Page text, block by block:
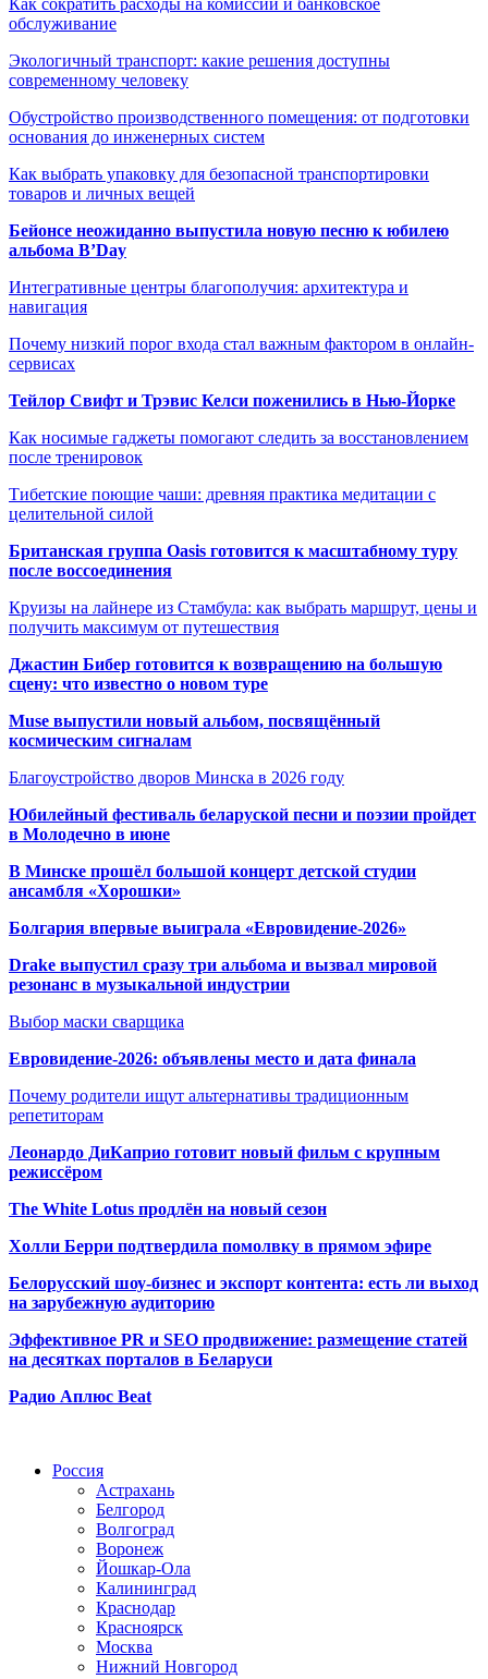
Как сократить расходы на комиссии и банковское
обслуживание
Экологичный транспорт: какие решения доступны
современному человеку
Обустройство производственного помещения: от подготовки
основания до инженерных систем
Как выбрать упаковку для безопасной транспортировки
товаров и личных вещей
Бейонсе неожиданно выпустила новую песню к юбилею
альбома B’Day
Интегративные центры благополучия: архитектура и
навигация
Почему низкий порог входа стал важным фактором в онлайн-
сервисах
Тейлор Свифт и Трэвис Келси поженились в Нью-Йорке
Как носимые гаджеты помогают следить за восстановлением
после тренировок
Тибетские поющие чаши: древняя практика медитации с
целительной силой
Британская группа Oasis готовится к масштабному туру
после воссоединения
Круизы на лайнере из Стамбула: как выбрать маршрут, цены и
получить максимум от путешествия
Джастин Бибер готовится к возвращению на большую
сцену: что известно о новом туре
Muse выпустили новый альбом, посвящённый
космическим сигналам
Благоустройство дворов Минска в 2026 году
Юбилейный фестиваль беларуской песни и поэзии пройдет
в Молодечно в июне
В Минске прошёл большой концерт детской студии
ансамбля «Хорошки»
Болгария впервые выиграла «Евровидение-2026»
Drake выпустил сразу три альбома и вызвал мировой
резонанс в музыкальной индустрии
Выбор маски сварщика
Евровидение-2026: объявлены место и дата финала
Почему родители ищут альтернативы традиционным
репетиторам
Леонардо ДиКаприо готовит новый фильм с крупным
режиссёром
The White Lotus продлён на новый сезон
Холли Берри подтвердила помолвку в прямом эфире
Белорусский шоу-бизнес и экспорт контента: есть ли выход
на зарубежную аудиторию
Эффективное PR и SEO продвижение: размещение статей
на десятках порталов в Беларуси
Радио Аплюс Beat
Россия
Астрахань
Белгород
Волгоград
Воронеж
Йошкар-Ола
Калининград
Краснодар
Красноярск
Москва
Нижний Новгород